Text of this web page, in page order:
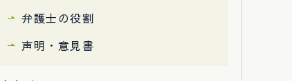
弁護士の役割
声明・意見書